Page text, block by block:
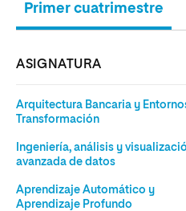
Primer cuatrimestre
ASIGNATURA
Arquitectura Bancaria y
Transformación
Ingeniería, análisis y
avanzada de datos
Aprendizaje Automático y
Aprendizaje Profundo